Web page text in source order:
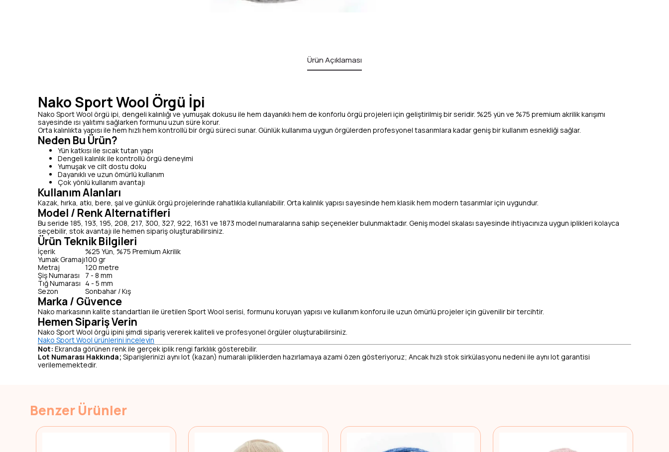
Ürün Açıklaması
Nako Sport Wool Örgü İpi
Nako Sport Wool örgü ipi, dengeli kalınlığı ve yumuşak dokusu ile hem dayanıklı hem de konforlu örgü projeleri için geliştirilmiş bir seridir. %25 yün ve %75 premium akrilik karışımı
sayesinde ısı yalıtımı sağlarken formunu uzun süre korur.
Orta kalınlıkta yapısı ile hem hızlı hem kontrollü bir örgü süreci sunar. Günlük kullanıma uygun örgülerden profesyonel tasarımlara kadar geniş bir kullanım esnekliği sağlar.
Neden Bu Ürün?
Yün katkısı ile sıcak tutan yapı
Dengeli kalınlık ile kontrollü örgü deneyimi
Yumuşak ve cilt dostu doku
Dayanıklı ve uzun ömürlü kullanım
Çok yönlü kullanım avantajı
Kullanım Alanları
Kazak, hırka, atkı, bere, şal ve günlük örgü projelerinde rahatlıkla kullanılabilir. Orta kalınlık yapısı sayesinde hem klasik hem modern tasarımlar için uygundur.
Model / Renk Alternatifleri
Bu seride 185, 193, 195, 208, 217, 300, 327, 922, 1631 ve 1873 model numaralarına sahip seçenekler bulunmaktadır. Geniş model skalası sayesinde ihtiyacınıza uygun iplikleri kolayca
seçebilir, stok avantajı ile hemen sipariş oluşturabilirsiniz.
Ürün Teknik Bilgileri
İçerik
%25 Yün, %75 Premium Akrilik
Yumak Gramajı100 gr
Metraj
120 metre
Şiş Numarası
7 - 8 mm
Tığ Numarası 4 - 5 mm
Sezon
Sonbahar / Kış
Marka / Güvence
Nako markasının kalite standartları ile üretilen Sport Wool serisi, formunu koruyan yapısı ve kullanım konforu ile uzun ömürlü projeler için güvenilir bir tercihtir.
Hemen Sipariş Verin
Nako Sport Wool örgü ipini şimdi sipariş vererek kaliteli ve profesyonel örgüler oluşturabilirsiniz.
Nako Sport Wool ürünlerini inceleyin
Not: Ekranda görünen renk ile gerçek iplik rengi farklılık gösterebilir.
Lot Numarası Hakkında; Siparişlerinizi aynı lot (kazan) numaralı ipliklerden hazırlamaya azami özen gösteriyoruz; Ancak hızlı stok sirkülasyonu nedeni ile aynı lot garantisi
verilememektedir.
Benzer Ürünler